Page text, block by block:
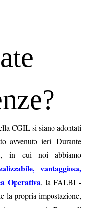
CGIL si siano adontati
avvenuto ieri. Durante
in cui noi abbiamo
vantaggiosa,
Operativa, la FALBI -
la propria impostazione,